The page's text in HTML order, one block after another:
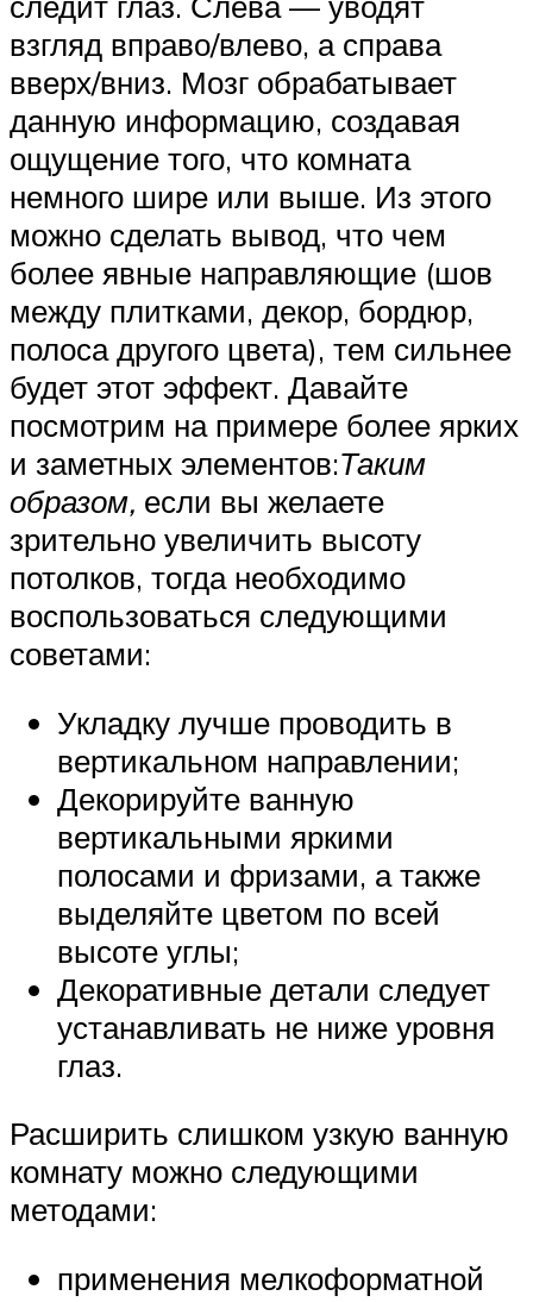
взгляд вправо/влево, а справа
вверх/вниз. Мозг обрабатывает
данную информацию, создавая
ощущение того, что комната
немного шире или выше. Из этого
можно сделать вывод, что чем
более явные направляющие (шов
между плитками, декор, бордюр,
полоса другого цвета), тем сильнее
будет этот эффект. Давайте
посмотрим на примере более ярких
и заметных элементов:Таким
образом, если вы желаете
зрительно увеличить высоту
потолков, тогда необходимо
воспользоваться следующими
советами:
Укладку лучше проводить в
вертикальном направлении;
Декорируйте ванную
вертикальными яркими
полосами и фризами, а также
выделяйте цветом по всей
высоте углы;
Декоративные детали следует
устанавливать не ниже уровня
глаз.
Расширить слишком узкую ванную
комнату можно следующими
методами:
применения мелкоформатной